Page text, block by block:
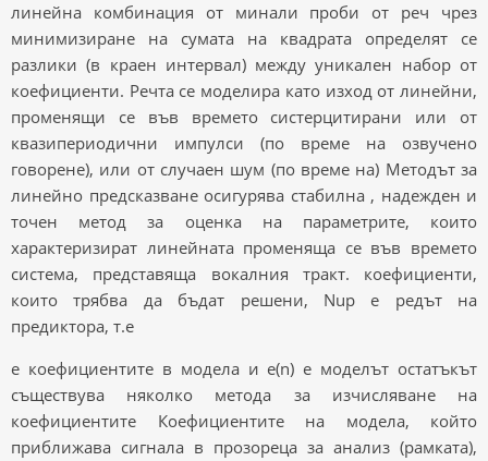
линейна комбинация от минали проби от реч чрез
минимизиране на сумата на квадрата определят се
разлики (в краен интервал) между уникален набор от
коефициенти. Речта се моделира като изход от линейни,
променящи се във времето систерцитирани или от
квазипериодични импулси (по време на озвучено
говорене), или от случаен шум (по време на) Методът за
линейно предсказване осигурява стабилна , надежден и
точен метод за оценка на параметрите, които
характеризират линейната променяща се във времето
система, представяща вокалния тракт. коефициенти,
които трябва да бъдат решени, Nup е редът на
предиктора, т.е
e коефициентите в модела и e(n) е моделът остатъкът
съществува няколко метода за изчисляване на
коефициентите Коефициентите на модела, който
приближава сигнала в прозореца за анализ (рамката),